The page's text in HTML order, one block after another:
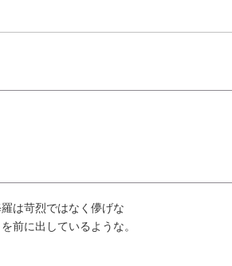
は苛烈ではなく儚げな
前に出しているような。